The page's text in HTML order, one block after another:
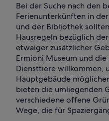
Bei der Suche nach den
Ferienunterkünften in
und der Bibliothek
Hausregeln bezüglich
etwaiger zusätzlicher
Ermioni Museum und
Diensttiere willkommen,
Hauptgebäude
bieten die umliegenden
verschiedene offene
Wege, die für